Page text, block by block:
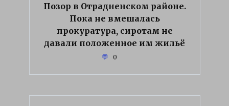
Позор в Отрадненском районе.
Пока не вмешалась
прокуратура, сиротам не
давали положенное им жильё
0